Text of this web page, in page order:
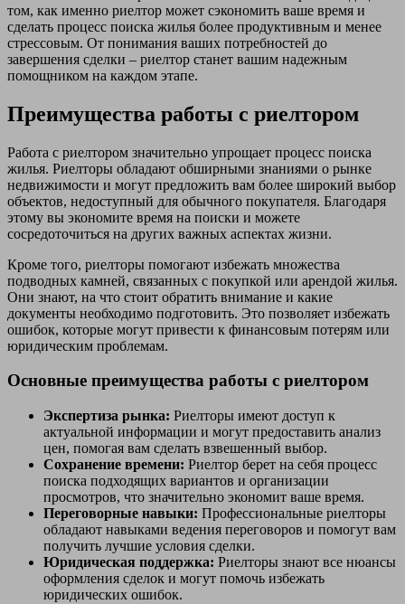
том, как именно риелтор может сэкономить ваше время и
сделать процесс поиска жилья более продуктивным и менее
стрессовым. От понимания ваших потребностей до
завершения сделки – риелтор станет вашим надежным
помощником на каждом этапе.
Преимущества работы с риелтором
Работа с риелтором значительно упрощает процесс поиска
жилья. Риелторы обладают обширными знаниями о рынке
недвижимости и могут предложить вам более широкий выбор
объектов, недоступный для обычного покупателя. Благодаря
этому вы экономите время на поиски и можете
сосредоточиться на других важных аспектах жизни.
Кроме того, риелторы помогают избежать множества
подводных камней, связанных с покупкой или арендой жилья.
Они знают, на что стоит обратить внимание и какие
документы необходимо подготовить. Это позволяет избежать
ошибок, которые могут привести к финансовым потерям или
юридическим проблемам.
Основные преимущества работы с риелтором
Экспертиза рынка: Риелторы имеют доступ к
актуальной информации и могут предоставить анализ
цен, помогая вам сделать взвешенный выбор.
Сохранение времени: Риелтор берет на себя процесс
поиска подходящих вариантов и организации
просмотров, что значительно экономит ваше время.
Переговорные навыки: Профессиональные риелторы
обладают навыками ведения переговоров и помогут вам
получить лучшие условия сделки.
Юридическая поддержка: Риелторы знают все нюансы
оформления сделок и могут помочь избежать
юридических ошибок.